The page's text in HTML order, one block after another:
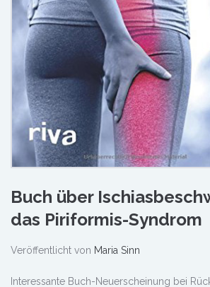
Buch über
das Piriformis-Syndrom
Veröffentlicht von Maria Sinn
Interessante Buch-Neuerscheinung bei